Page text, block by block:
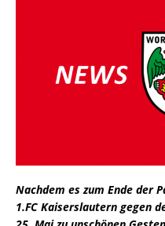
Nachdem es zum Ende der
1.FC Kaiserslautern gegen